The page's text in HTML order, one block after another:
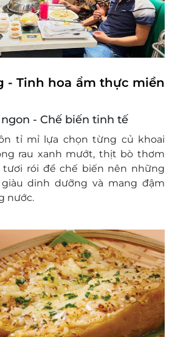
- Tinh hoa ẩm thực miền
- Chế biến tinh tế
tỉ mỉ lựa chọn từng củ khoai
rau xanh mướt, thịt bò thơm
tươi rói để chế biến nên những
àu dinh dưỡng và mangđậm
nước.